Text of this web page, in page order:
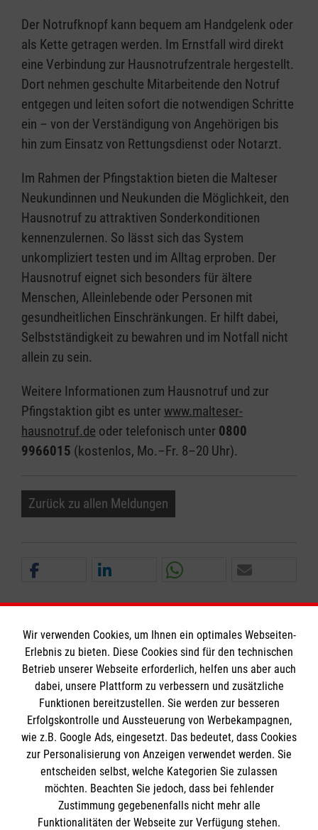
Der Notrufknopf kann bequem am Handgelenk oder
als Kette getragen werden. Im Ernstfall wird direkt
eine Verbindung zur Hausnotrufzentrale hergestellt.
Dort nehmen geschulte Mitarbeitende den Notruf
entgegen und leiten sofort die notwendigen Schritte
ein – von der Verständigung von Angehörigen bis
hin zum Einsatz von Rettungsdienst oder Notarzt.
Im Rahmen der Pfingstaktion bieten die Malteser
Neukundinnen und Neukunden die Möglichkeit, den
Hausnotruf zu attraktiven Sonderkonditionen
kennenzulernen. So lässt sich das System
unkompliziert testen und im Alltag erproben. Der
Hausnotruf eignet sich besonders für ältere
Menschen, Alleinlebende oder Personen mit
gesundheitlichen Einschränkungen. Er hilft dabei,
Selbstständigkeit zu bewahren und im Notfall nicht
allein zu sein.
Weitere Informationen zum Hausnotruf und zur
Pfingstaktion gibt es unter www.malteser-
hausnotruf.de oder telefonisch unter 0800
9966015 (kostenlos, Mo.–Fr. 8–20 Uhr).
Zurück zu allen Meldungen
Informationen
Impressum
Datenschutz
Barrierefreiheit
Kontakt
Die Malteser
Malteser in Deutschland
Malteserorden
Wir verwenden Cookies, um Ihnen ein optimales Webseiten-
Erlebnis zu bieten. Diese Cookies sind für den technischen
Betrieb unserer Webseite erforderlich, helfen uns aber auch
dabei, unsere Plattform zu verbessern und zusätzliche
Funktionen bereitzustellen. Sie werden zur besseren
Erfolgskontrolle und Aussteuerung von Werbekampagnen,
wie z.B. Google Ads, eingesetzt. Das bedeutet, dass Cookies
zur Personalisierung von Anzeigen verwendet werden. Sie
entscheiden selbst, welche Kategorien Sie zulassen
möchten. Beachten Sie jedoch, dass bei fehlender
Zustimmung gegebenenfalls nicht mehr alle
Funktionalitäten der Webseite zur Verfügung stehen.